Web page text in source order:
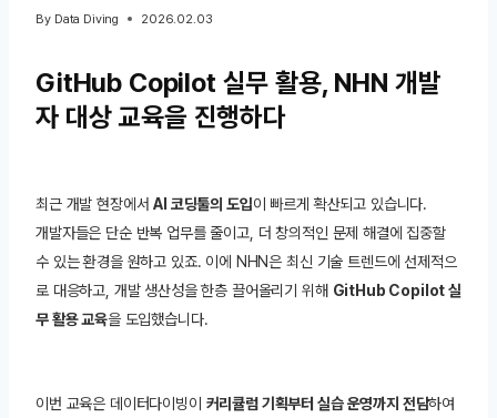
By Data Diving 2026.02.03
GitHub Copilot 실무 활용, NHN 개발
자 대상 교육을 진행하다
최근 개발 현장에서AI 코딩툴의 도입이 빠르게 확산되고 있습니다.
개발자들은 단순 반복 업무를 줄이고, 더 창의적인 문제 해결에 집중할
수 있는 환경을 원하고 있죠. 이에 NHN은 최신 기술 트렌드에 선제적으
로 대응하고, 개발 생산성을 한층 끌어올리기 위해 GitHub Copilot 실
무 활용 교육을 도입했습니다.
이번 교육은 데이터다이빙이 커리큘럼 기획부터 실습 운영까지 전담하여